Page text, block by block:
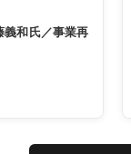
和氏／事業再